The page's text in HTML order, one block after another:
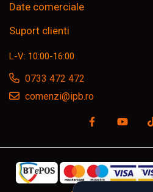
Date comerciale
Suport clienti
L-V: 10:00-16:00
0733 472 472
comenzi@ipb.ro